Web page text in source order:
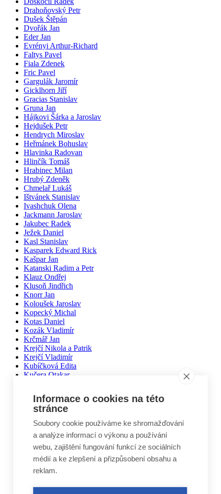
Drahoňovský Petr
Dušek Štěpán
Dvořák Jan
Eder Jan
Evrényi Arthur-Richard
Faltys Pavel
Fiala Zdenek
Fric Pavel
Gargulák Jaromír
Gicklhorn Jiří
Gracias Stanislav
Gruna Jan
Hájkovi Šárka a Jaroslav
Hejdušek Petr
Hendrych Miroslav
Heřmánek Bohuslav
Hlavinka Radovan
Hlinčík Tomáš
Hrabinec Milan
Hrubý Zdeněk
Chmelař Lukáš
Ištvánek Stanislav
Ivashchuk Olena
Jackmann Jaroslav
Jakubec Radek
Ježek Daniel
Kasl Stanislav
Kasparek Edward Rick
Kašpar Jan
Katanski Radim a Petr
Klauz Ondřej
Klusoň Jindřich
Knorr Jan
Koloušek Jaroslav
Kopecký Michal
Kotas Daniel
Kozák Vladimír
Krčmář Jan
Krejčí Nikola a Patrik
Krejčí Vladimír
Kubíčková Edita
Kučera Otakar
Lesák Jiří
Lukáš Miloslav
Macháček Jiří
Máca Karel
Málek Vlastimil
Matal Oldřich
Matyášek Ivo
Matyskiewiczová Lenka
Mikoláš Zdeněk
Informace o cookies na této
stránce
Soubory cookie používáme ke shromažďování
a analýze informací o výkonu a používání
webu, zajištění fungování funkcí ze sociálních
médií a ke zlepšení a přizpůsobení obsahu a
reklam.